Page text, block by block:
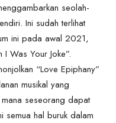
seolah-
Ini sudah terlihat
ini pada awal 2021,
Was Your Joke”.
“Love Epiphany”
musikal yang
seseorang dapat
semua hal buruk dalam